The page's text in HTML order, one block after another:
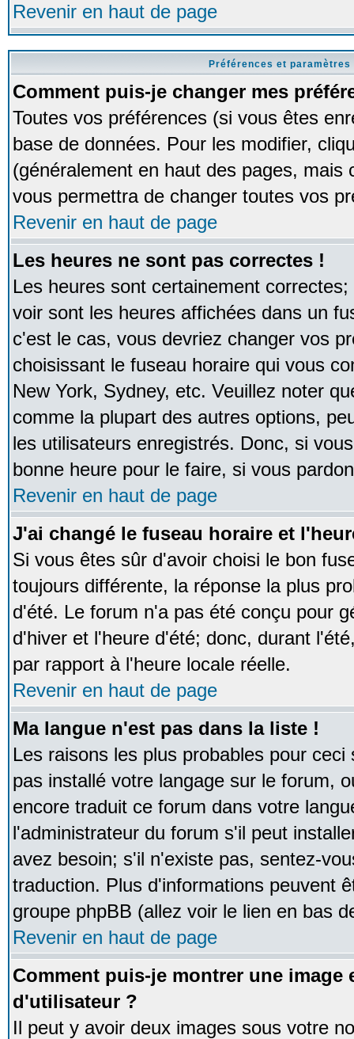
Revenir en haut de page
Préférences et
Comment puis-je changer mes
Toutes vos préférences (si vous êtes
base de données. Pour les modifier,
(généralement en haut des pages,
vous permettra de changer toutes vos
Revenir en haut de page
Les heures ne sont pas correctes !
Les heures sont certainement
voir sont les heures affichées dans un
c'est le cas, vous devriez changer vos
choisissant le fuseau horaire qui vous
New York, Sydney, etc. Veuillez noter
comme la plupart des autres options,
les utilisateurs enregistrés. Donc, si
bonne heure pour le faire, si vous
Revenir en haut de page
J'ai changé le fuseau horaire et
Si vous êtes sûr d'avoir choisi le bon
toujours différente, la réponse la plus
d'été. Le forum n'a pas été conçu pour
d'hiver et l'heure d'été; donc, durant
par rapport à l'heure locale réelle.
Revenir en haut de page
Ma langue n'est pas dans la liste !
Les raisons les plus probables pour
pas installé votre langage sur le forum,
encore traduit ce forum dans votre
l'administrateur du forum s'il peut
avez besoin; s'il n'existe pas, sentez-
traduction. Plus d'informations peuvent
groupe phpBB (allez voir le lien en bas
Revenir en haut de page
Comment puis-je montrer une image
d'utilisateur ?
Il peut y avoir deux images sous votre